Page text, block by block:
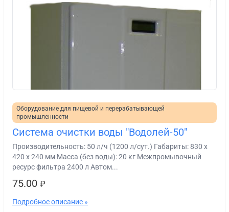
Оборудование для пищевой и перерабатывающей
промышленности
Система очистки воды "Водолей-50"
Производительность: 50 л/ч (1200 л/сут.) Габариты: 830 х
420 х 240 мм Масса (без воды): 20 кг Межпромывочный
ресурс фильтра 2400 л Автом...
75.00 ₽
Подробное описание »